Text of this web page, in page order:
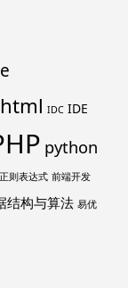
html IDC IDE
python
则表达式 前端开发
结构与算法 易优